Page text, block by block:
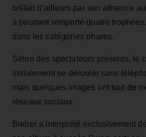
brillait d’ailleurs par son absence
a pourtant remporté quatre
dans les catégories phares.
Selon des spectateurs présents, le
initialement se dérouler sans
mais quelques images ont tout de
réseaux sociaux.
Bieber a interprété exclusivement